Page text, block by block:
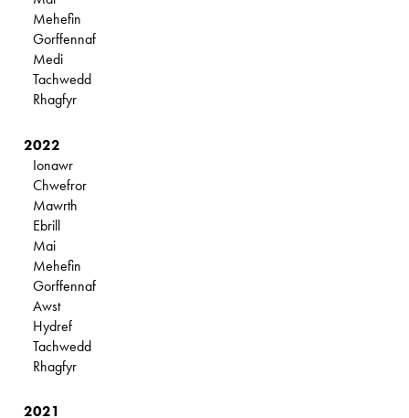
Mehefin
Gorffennaf
Medi
Tachwedd
Rhagfyr
2022
Ionawr
Chwefror
Mawrth
Ebrill
Mai
Mehefin
Gorffennaf
Awst
Hydref
Tachwedd
Rhagfyr
2021